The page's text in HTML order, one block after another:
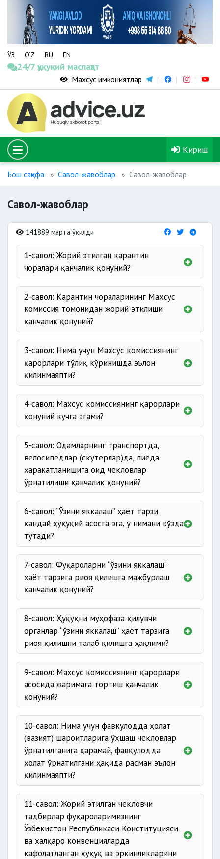
ЎЗ O‘Z RU EN
24/7 ҳуқуқий маслаҳат
Махсус имкониятлар
Кириш
Бош саҳифа Савол-жавоблар Савол-жавоблар
Савол-жавоблар
141889 марта ўқилди
1-савол: Жорий этилган карантин
чоралари қанчалик қонуний?
2-савол: Карантин чораларининг Махсус
комиссия томонидан жорий этилиши
қанчалик қонуний?
3-савол: Нима учун Махсус комиссиянинг
қарорлари тўлиқ кўринишда эълон
қилинмаяпти?
4-савол: Махсус комиссиянинг қарорлари
қонуний кучга эгами?
5-савол: Одамларнинг транспортда,
велосипедлар (скутерлар)да, пиёда
ҳаракатланишига оид чекловлар
ўрнатилиши қанчалик қонуний?
6-савол: “Ўзини яккалаш” ҳаёт тарзи
қандай ҳуқуқий асосга эга, у нимани кўзда
тутади?
7-савол: Фуқароларни “ўзини яккалаш”
ҳаёт тарзига риоя қилишга мажбурлаш
қанчалик қонуний?
8-савол: Ҳуқуқни муҳофаза қилувчи
органлар “ўзини яккалаш” ҳаёт тарзига
риоя қилишни талаб қилишга ҳақлими?
9-савол: Махсус комиссиянинг қарорлари
асосида жаримага тортиш қанчалик
қонуний?
10-савол: Нима учун фавкулодда ҳолат
(вазият) шароитларига ўхшаш чекловлар
ўрнатилганига қарамай, фавқулодда
ҳолат ўрнатилгани ҳақида расман эълон
қилинмаяпти?
11-савол: Жорий этилган чекловчи
тадбирлар фуқароларимизнинг
Ўзбекистон Республикаси Конституцияси
ва халқаро конвенцияларда
кафолатланган ҳуқуқ ва эркинликларини